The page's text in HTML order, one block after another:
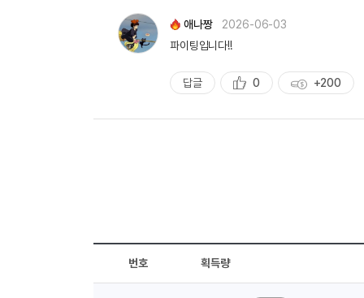
애나짱
2026-06-03
파이팅입니다!!
답글
추
0
획
+200
번호 획득량